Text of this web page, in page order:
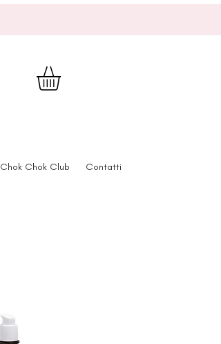
Chok Chok Club Contatti